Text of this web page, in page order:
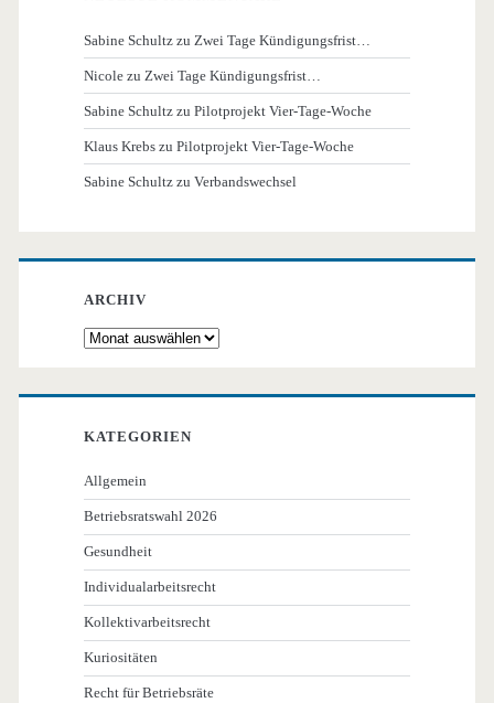
Sabine Schultz zu Zwei Tage Kündigungsfrist…
Nicole zu Zwei Tage Kündigungsfrist…
Sabine Schultz zuPilotprojekt Vier-Tage-Woche
Klaus Krebs zuPilotprojekt Vier-Tage-Woche
Sabine Schultz zuVerbandswechsel
ARCHIV
Archiv
KATEGORIEN
Allgemein
Betriebsratswahl 2026
Gesundheit
Individualarbeitsrecht
Kollektivarbeitsrecht
Kuriositäten
Recht für Betriebsräte